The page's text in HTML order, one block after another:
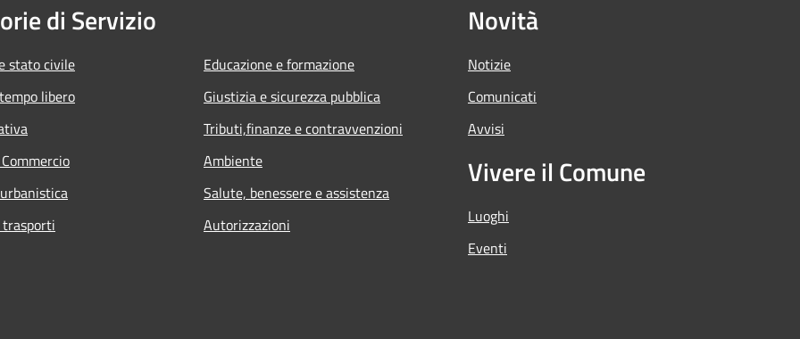
di Servizio
stato civile
libero
Educazione e formazione
Giustizia e sicurezza pubblica
Tributi,finanze e contravvenzioni
Ambiente
Salute, benessere e assistenza
Autorizzazioni
Novità
Notizie
Comunicati
Avvisi
Vivere il Comune
Luoghi
Eventi